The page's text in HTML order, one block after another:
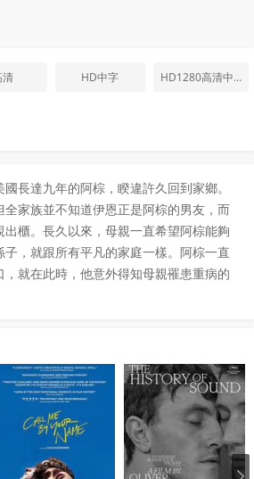
清 HD中字 HD1280高清中字版
長達九年的阿棕，睽違許久回到家鄉。
家族並不知道伊恩正是阿棕的男友，而
櫃。長久以來，母親一直希望阿棕能夠
，就跟所有平凡的家庭一樣。阿棕一直
就在此時，他意外得知母親罹患重病的